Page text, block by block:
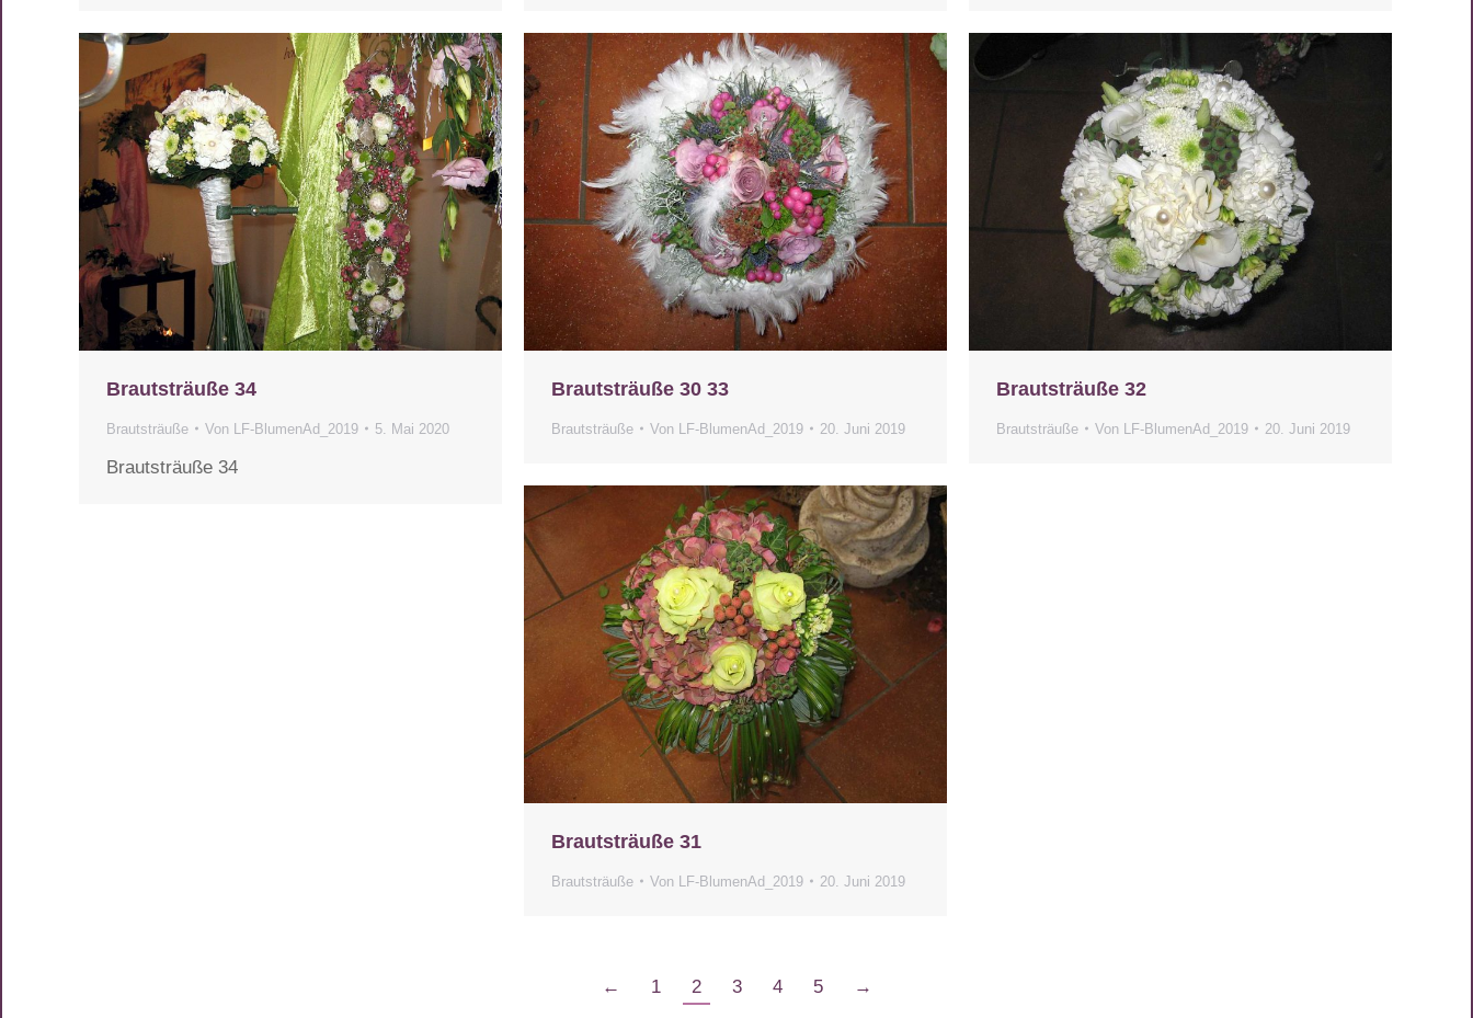
Brautsträuße 34
Brautsträuße Von LF-BlumenAd_2019 5. Mai 2020
Brautsträuße 34
Brautsträuße 30 33
Brautsträuße Von LF-BlumenAd_2019 20. Juni 2019
Brautsträuße 32
Brautsträuße Von LF-BlumenAd_2019 20. Juni 2019
Brautsträuße 31
Brautsträuße Von LF-BlumenAd_2019 20. Juni 2019
← 1 2 3 4 5 →